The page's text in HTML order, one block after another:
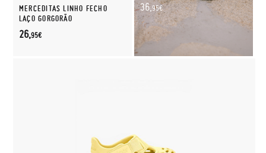
MERCEDITAS LINHO FECHO
LAÇO GORGORÃO
26,95€
36,95€